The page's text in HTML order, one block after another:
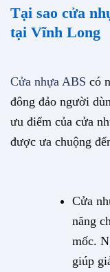
Tại sao cửa
tại Vĩnh Long
Cửa nhựa ABS có
đông đảo người
ưu điểm của cửa
được ưa chuộng
Cửa
năng
mốc.
giúp